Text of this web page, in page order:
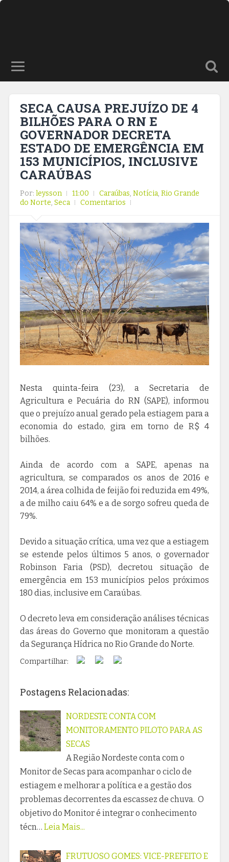
SECA CAUSA PREJUÍZO DE 4
BILHÕES PARA O RN E
GOVERNADOR DECRETA
ESTADO DE EMERGÊNCIA EM
153 MUNICÍPIOS, INCLUSIVE
CARAÚBAS
Por: leysson 11:00 Caraúbas, Notícia, Rio Grande
do Norte, Seca Comentarios
Nesta quinta-feira (23), a Secretaria de
Agricultura e Pecuária do RN (SAPE), informou
que o prejuízo anual gerado pela estiagem para a
economia do estado, gira em torno de R$ 4
bilhões.
Ainda de acordo com a SAPE, apenas na
agricultura, se comparados os anos de 2016 e
2014, a área colhida de feijão foi reduzida em 49%,
a de milho caiu 64% e a de sorgo sofreu queda de
79%.
Devido a situação crítica, uma vez que a estiagem
se estende pelos últimos 5 anos, o governador
Robinson Faria (PSD), decretou situação de
emergência em 153 municípios pelos próximos
180 dias, inclusive em Caraúbas.
O decreto leva em consideração análises técnicas
das áreas do Governo que monitoram a questão
da Segurança Hídrica no Rio Grande do Norte.
Compartilhar:
Postagens Relacionadas:
NORDESTE CONTA COM
MONITORAMENTO PILOTO PARA AS
SECAS
A Região Nordeste conta com o
Monitor de Secas para acompanhar o ciclo de
estiagem e melhorar a política e a gestão dos
problemas decorrentes da escassez de chuva. O
objetivo do Monitor é integrar o conhecimento
técn… Leia Mais...
FRUTUOSO GOMES: VICE-PREFEITO E